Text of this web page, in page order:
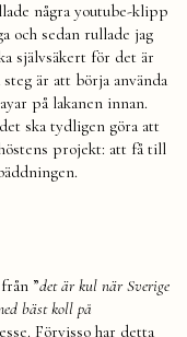
några youtube-klipp
och sedan rullade jag
självsäkert för det är
är att börja använda
på lakanen innan.
ska tydligen göra att
projekt: att få till
”det är kul när Sverige
bäst koll på
Förvisso har detta